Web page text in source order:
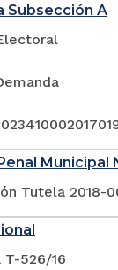
Subsección A
Municipal
Tutela 2018-
526/16